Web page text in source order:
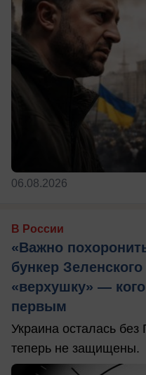
06.08.2026
В России
«Важно
бункер
«верхушку» —
первым
Украина осталась
теперь не защищены.